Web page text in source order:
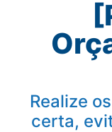
Realize
certa,